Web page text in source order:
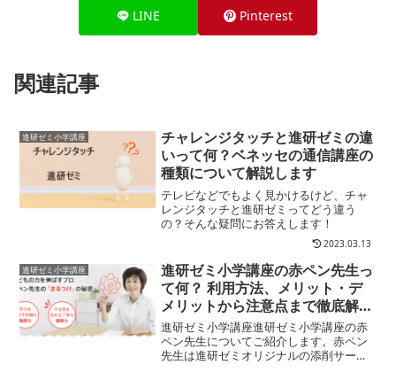
LINE Pinterest
関連記事
進研ゼミ小学講座
チャレンジタッチと進研ゼミの違
いって何？ベネッセの通信講座の
種類について解説します
テレビなどでもよく見かけるけど、チャ
レンジタッチと進研ゼミってどう違う
の？そんな疑問にお答えします！
2023.03.13
進研ゼミ小学講座
進研ゼミ小学講座の赤ペン先生っ
て何？ 利用方法、メリット・デ
メリットから注意点まで徹底解
説！
進研ゼミ小学講座進研ゼミ小学講座の赤
ペン先生についてご紹介します。赤ペン
先生は進研ゼミオリジナルの添削サービ